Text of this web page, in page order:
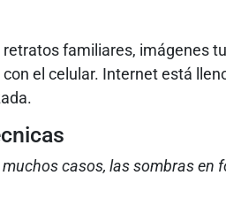
familiares, imágenes
el celular. Internet está
casos, las sombras en